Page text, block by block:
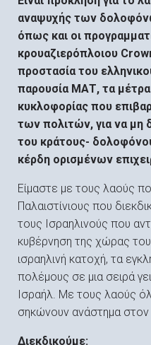
αναψυχής των
όπως και οι
κρουαζιερόπλοιου
προστασία του
παρουσία ΜΑΤ, τα
κυκλοφορίας που
των πολιτών, για να μη
του κράτους-
κέρδη ορισμένων
Είμαστε με τους λαούς
Παλαιστίνιους που
τους Ισραηλινούς που
κυβέρνηση της χώρας
ισραηλινή κατοχή, τα
πολέμους σε μια σειρά
Ισραήλ. Με τους λαούς
σηκώνουν ανάστημα στον
Διεκδικούμε: